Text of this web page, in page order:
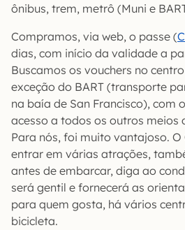
ônibus, trem, metrô (Muni e
Compramos, via web, o passe (
dias, com início da validade a
Buscamos os vouchers no
exceção do BART (transporte
na baía de San Francisco), com
acesso a todos os outros meios
Para nós, foi muito vantajoso.
entrar em várias atrações,
antes de embarcar, diga ao
será gentil e fornecerá as
para quem gosta, há vários
bicicleta.